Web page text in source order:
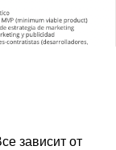
зависит от